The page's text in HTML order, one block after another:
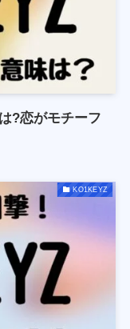
?恋がモチーフ
KO1KEYZ